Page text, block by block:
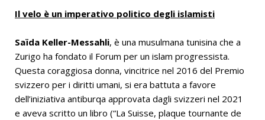
Il velo è un imperativo politico degli islamisti
Saïda Keller-Messahli, è una musulmana tunisina che a
Zurigo ha fondato il Forum per un islam progressista.
Questa coraggiosa donna, vincitrice nel 2016 del Premio
svizzero per i diritti umani, si era battuta a favore
dell’iniziativa antiburqa approvata dagli svizzeri nel 2021
e aveva scritto un libro (“La Suisse, plaque tournante de